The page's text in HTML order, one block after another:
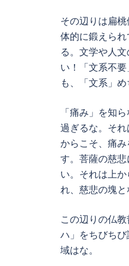
その辺りは扁
体的に鍛えら
る。文学や人
い！「文系不
も、「文系」
「痛み」を知
過ぎるな。そ
からこそ、痛
す。菩薩の慈
い。それは上
れ、慈悲の塊と
この辺りの仏
ハ」をちびち
域はな。